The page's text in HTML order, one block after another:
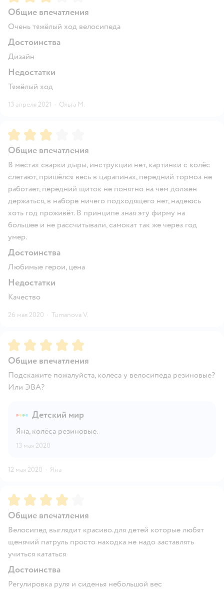
Общие впечатления
Очень тяжёлый ход велосипеда
Достоинства
Дизайн
Недостатки
Тяжёлый ход
13 апреля 2021 · Ольга М.
Рейтинг:3
Общие впечатления
В местах сварки дыры, инструкции нет, картинки с колёс
слетают, пришёлся весь в царапинах, передний тормоз не
работает, передний щиток не понятно на чем должен
держаться, в наборе ничего подходящего нет, надеюсь
хоть год проживёт. В принципе зная эту фирму на
большее и не рассчитывали, самокат так же через год
умер.
Достоинства
Любимые герои, цена
Недостатки
Качество
26 мая 2020 · Tumanova V.
Рейтинг:5
Общие впечатления
Подскажите пожалуйста, колеса у велосипеда резиновые?
Или ЭВА?
Детский мир
Яна, колёса резиновые.
13 мая 2020
12 мая 2020 · Яна
Рейтинг:4
Общие впечатления
Велосипед выглядит красиво.для детей которые любят
щенячий патруль просто находка не надо заставлять
учиться кататься
Достоинства
Регулировка руля и сиденья небольшой вес